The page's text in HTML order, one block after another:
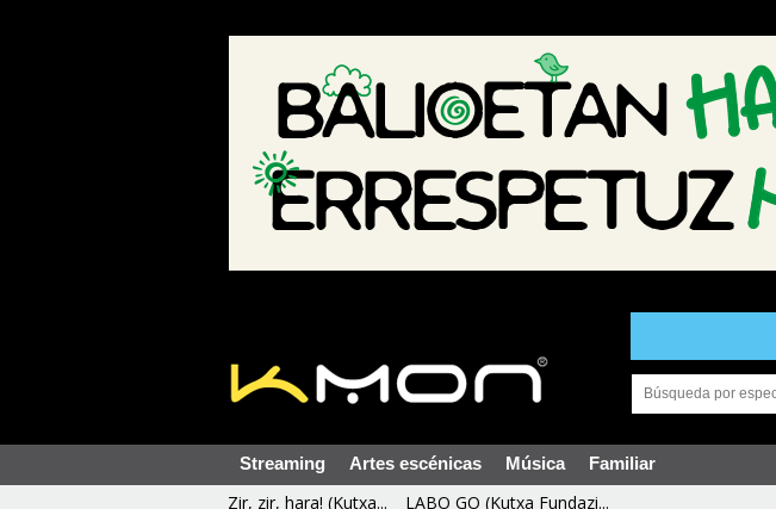
Streaming Artes escénicas Música Familiar
Zir, zir, hara! (Kutxa... LABO GO (Kutxa Fundazi...